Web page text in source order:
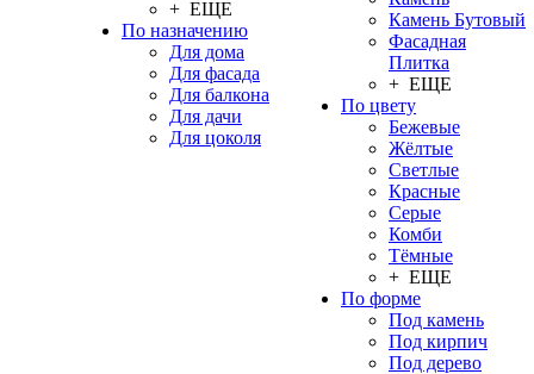
+ ЕЩЕ
По назначению
Для дома
Для фасада
Для балкона
Для дачи
Для цоколя
Камень Бутовый
Фасадная
Плитка
+ ЕЩЕ
По цвету
Бежевые
Жёлтые
Светлые
Красные
Серые
Комби
Тёмные
+ ЕЩЕ
По форме
Под камень
Под кирпич
Под дерево